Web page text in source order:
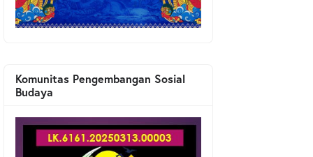
Komunitas Pengembangan Sosial
Budaya